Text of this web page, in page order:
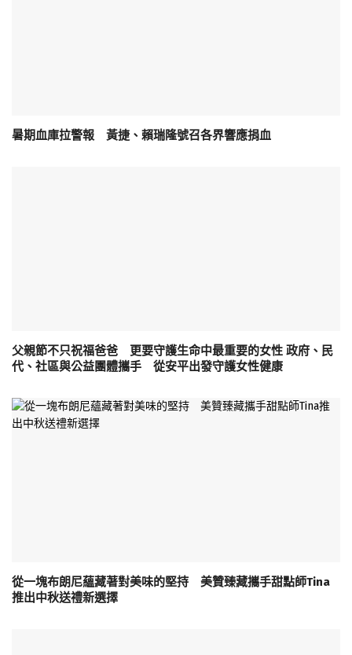
暑期血庫拉警報 黃捷、賴瑞隆號召各界響應捐血
父親節不只祝福爸爸 更要守護生命中最重要的女性 政府、民
代、社區與公益團體攜手 從安平出發守護女性健康
從一塊布朗尼蘊藏著對美味的堅持 美贊臻藏攜手甜點師Tina
推出中秋送禮新選擇